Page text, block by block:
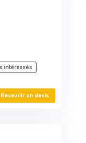
intéressés
Recevoir un devis